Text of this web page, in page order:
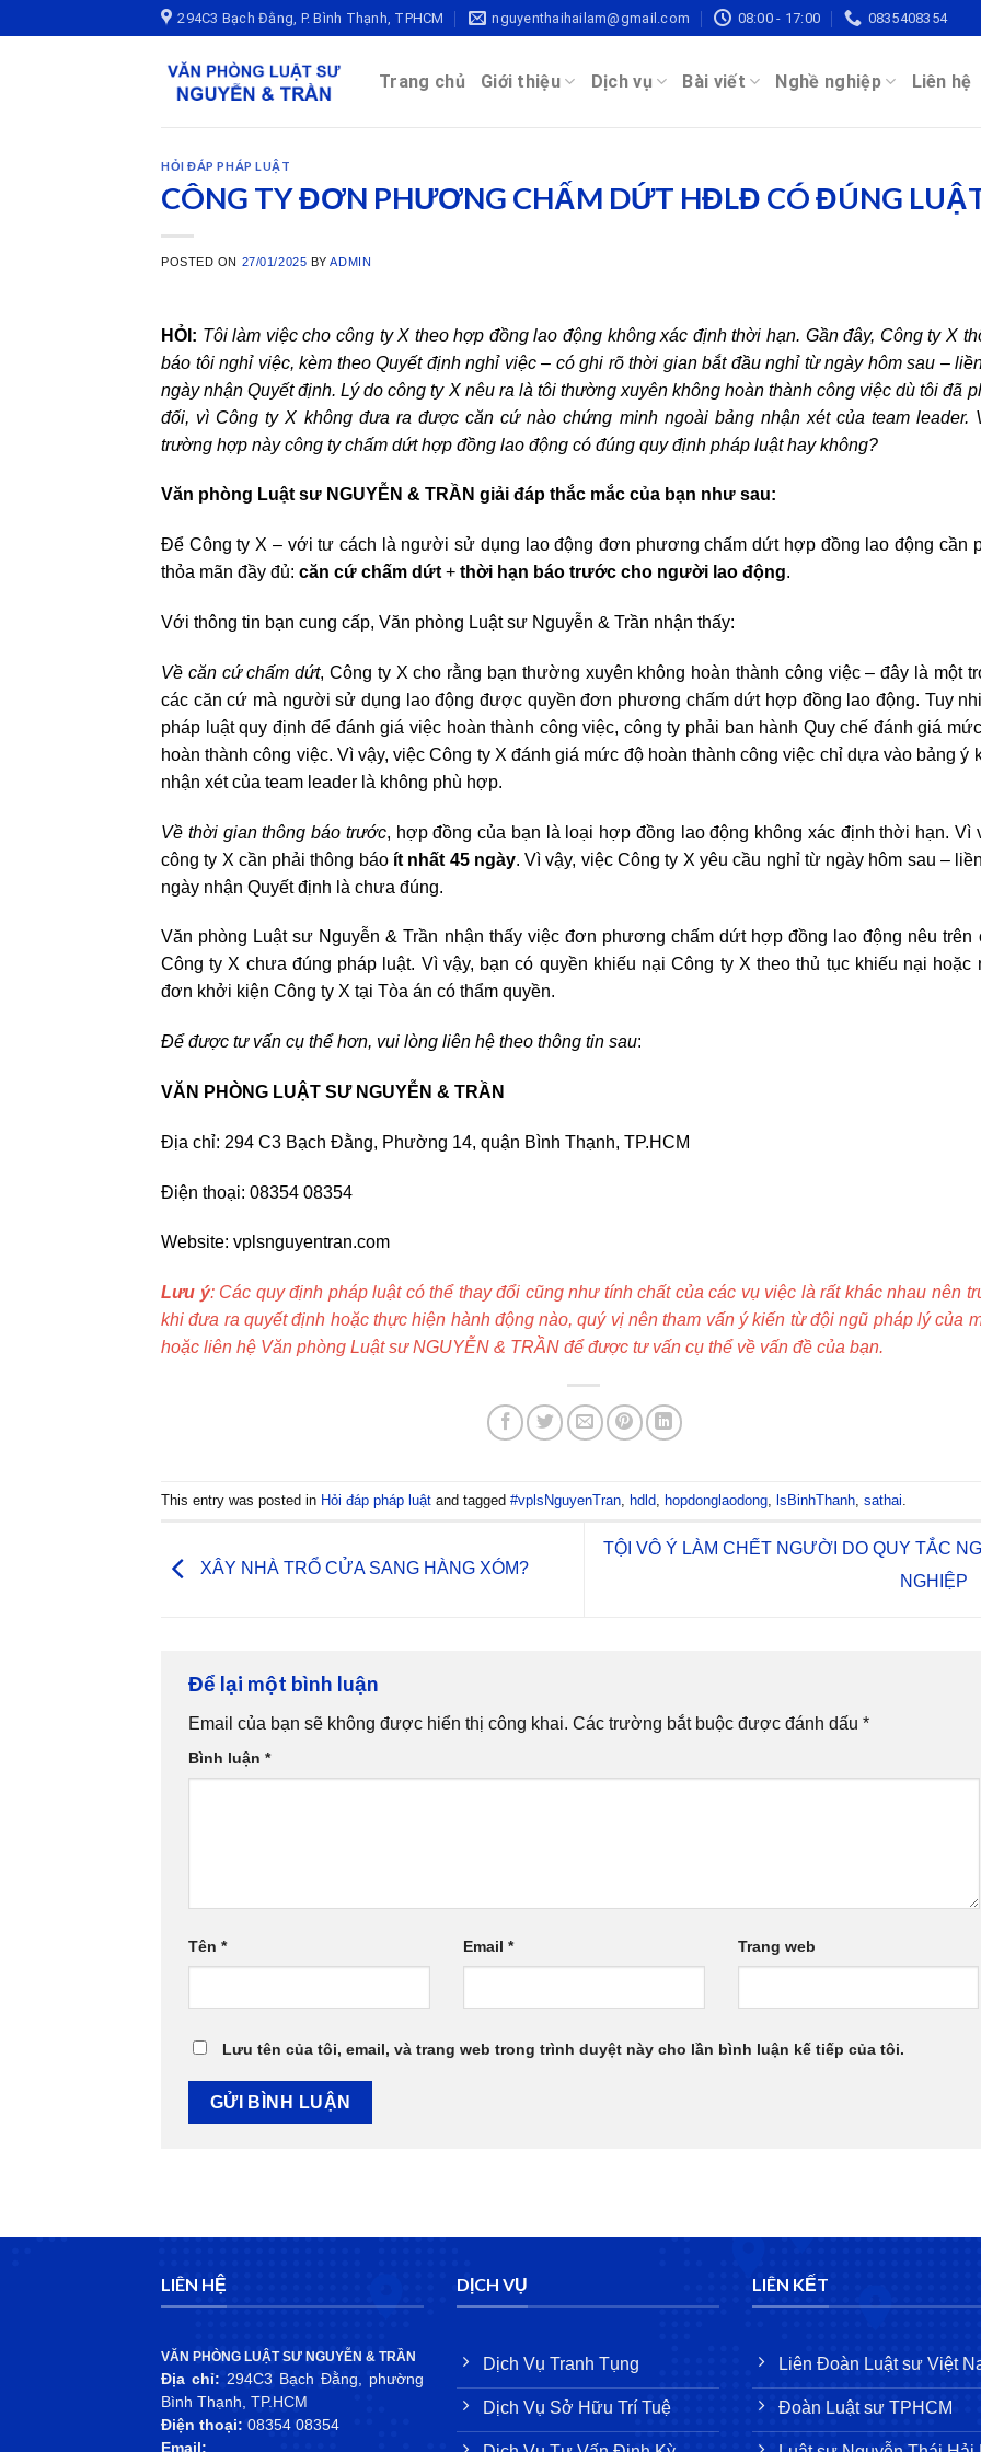
to
294C3 Bạch Đằng, P. Bình Thạnh, TPHCM nguyenthaihailam@gmail.com 08:00 - 17:00 0835408354
Trang chủ Giới thiệu Dịch vụ Bài viết Nghề nghiệp Liên hệ
HỎI ĐÁP PHÁP LUẬT
CÔNG TY ĐƠN PHƯƠNG CHẤM DỨT HĐLĐ CÓ ĐÚNG
POSTED ON 27/01/2025 BYADMIN
HỎI: Tôi làm việc cho công ty X theo hợp đồng lao động không xác định thời hạn. Gần đây, Công ty X
báo tôi nghỉ việc, kèm theo Quyết định nghỉ việc – có ghi rõ thời gian bắt đầu nghỉ từ ngày hôm sau –
ngày nhận Quyết định. Lý do công ty X nêu ra là tôi thường xuyên không hoàn thành công việc dù tôi đã
đối, vì Công ty X không đưa ra được căn cứ nào chứng minh ngoài bảng nhận xét của team leader.
trường hợp này công ty chấm dứt hợp đồng lao động có đúng quy định pháp luật hay không?
Văn phòng Luật sư NGUYỄN & TRẦN giải đáp thắc mắc của bạn như sau:
Để Công ty X – với tư cách là người sử dụng lao động đơn phương chấm dứt hợp đồng lao động cần
thỏa mãn đầy đủ: căn cứ chấm dứt + thời hạn báo trước cho người lao động.
Với thông tin bạn cung cấp, Văn phòng Luật sư Nguyễn & Trần nhận thấy:
Về căn cứ chấm dứt, Công ty X cho rằng bạn thường xuyên không hoàn thành công việc – đây là một
các căn cứ mà người sử dụng lao động được quyền đơn phương chấm dứt hợp đồng lao động. Tuy
pháp luật quy định để đánh giá việc hoàn thành công việc, công ty phải ban hành Quy chế đánh giá
hoàn thành công việc. Vì vậy, việc Công ty X đánh giá mức độ hoàn thành công việc chỉ dựa vào bảng ý
nhận xét của team leader là không phù hợp.
Về thời gian thông báo trước, hợp đồng của bạn là loại hợp đồng lao động không xác định thời hạn. Vì
công ty X cần phải thông báo ít nhất 45 ngày. Vì vậy, việc Công ty X yêu cầu nghỉ từ ngày hôm sau –
ngày nhận Quyết định là chưa đúng.
Văn phòng Luật sư Nguyễn & Trần nhận thấy việc đơn phương chấm dứt hợp đồng lao động nêu trên
Công ty X chưa đúng pháp luật. Vì vậy, bạn có quyền khiếu nại Công ty X theo thủ tục khiếu nại hoặc
đơn khởi kiện Công ty X tại Tòa án có thẩm quyền.
Để được tư vấn cụ thể hơn, vui lòng liên hệ theo thông tin sau:
VĂN PHÒNG LUẬT SƯ NGUYỄN & TRẦN
Địa chỉ: 294 C3 Bạch Đằng, Phường 14, quận Bình Thạnh, TP.HCM
Điện thoại: 08354 08354
Website: vplsnguyentran.com
Lưu ý: Các quy định pháp luật có thể thay đổi cũng như tính chất của các vụ việc là rất khác nhau nên
khi đưa ra quyết định hoặc thực hiện hành động nào, quý vị nên tham vấn ý kiến từ đội ngũ pháp lý của
hoặc liên hệ Văn phòng Luật sư NGUYỄN & TRẦN để được tư vấn cụ thể về vấn đề của bạn.
This entry was posted in Hỏi đáp pháp luật and tagged #vplsNguyenTran hdld hopdonglaodong lsBinhThanh sathai
XÂY NHÀ TRỔ CỬA SANG HÀNG XÓM?
TỘI VÔ Ý LÀM CHẾT NGƯỜI DO QUY TẮC
NGHIỆP
Để lại một bình luận
Email của bạn sẽ không được hiển thị công khai. Các trường bắt buộc được đánh dấu *
Bình luận *
Tên * Email * Trang web
Lưu tên của tôi, email, và trang web trong trình duyệt này cho lần bình luận kế tiếp của tôi.
LIÊN HỆ
VĂN PHÒNG LUẬT SƯ NGUYỄN & TRẦN
Địa chỉ: 294C3 Bạch Đằng, phường
Bình Thạnh, TP.HCM
Điện thoại: 08354 08354
Email:
DỊCH VỤ
Dịch Vụ Tranh Tụng
Dịch Vụ Sở Hữu Trí Tuệ
LIÊN KẾT
Liên Đoàn Luật sư Việt
Đoàn Luật sư TPHCM